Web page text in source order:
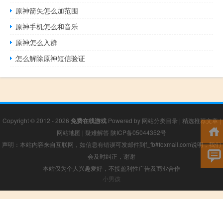
原神箭矢怎么加范围
原神手机怎么和音乐
原神怎么入群
怎么解除原神短信验证
Copyright © 2012 - 2026 免费在线游戏Powered by 网站分类目录 | 精选推荐文章|
网站地图 | 疑难解答 陕ICP备05044352号
声明：本站内容来自互联网，如信息有错误可发邮件到f_fb#foxmail.com说明，我们
会及时纠正，谢谢
本站仅为个人兴趣爱好，不接盈利性广告及商业合作
小男孩